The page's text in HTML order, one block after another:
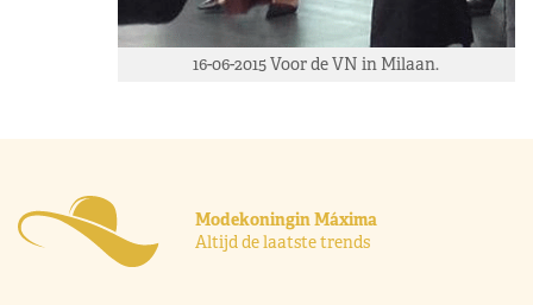
16-06-2015 Voor de VN in Milaan.
Modekoningin Máxima
Altijd de laatste trends